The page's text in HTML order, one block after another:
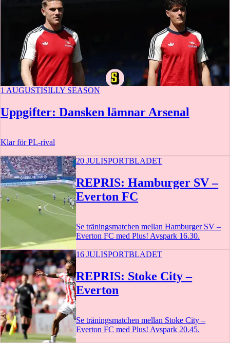
1 AUGUSTISILLY SEASON
Uppgifter: Dansken lämnar Arsenal
Klar för PL-rival
2 t 34 m
20 JULISPORTBLADET
REPRIS: Hamburger SV –
Everton FC
Se träningsmatchen mellan Hamburger SV –
Everton FC med Plus! Avspark 16.30.
16 JULISPORTBLADET
REPRIS: Stoke City –
Everton
Se träningsmatchen mellan Stoke City –
Everton FC med Plus! Avspark 20.45.